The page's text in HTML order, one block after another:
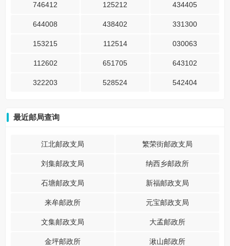
746412 125212 434405
644008 438402 331300
153215 112514 030063
112602 651705 643102
322203 528524 542404
最近邮局查询
江北邮政支局 繁荣街邮政支局
刘集邮政支局 纳西乡邮政所
石塘邮政支局 新福邮政支局
来牟邮政所 元宝邮政支局
文集邮政支局 大孟邮政所
金坪邮政所 湫山邮政所